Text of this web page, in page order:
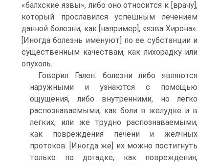
«балхские язвы», либо оно относится к [врачу],
который прославился успешным лечением
данной болезни, как [например], «язва Хирона».
[Иногда болезнь именуют] по ее субстанции и
существенным качествам, как лихорадку или
опухоль.
Говорил Гален: болезни либо являются
наружными и узнаются с помощью
ощущения, либо внутренними, но легко
распознаваемыми, как боли в желудке и в
легких, или же трудно распознаваемыми,
как повреждения печени и желчных
протоков. [Иногда же] их можно постигнуть
только по догадке, как повреждения,